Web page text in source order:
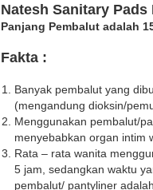
Natesh Sanitary
Panjang Pembalut adalah
Fakta :
Banyak pembalut yang
(mengandung dioksin/
Menggunakan pembalut/
menyebabkan organ intim
Rata – rata wanita
5 jam, sedangkan waktu
pembalut/ pantyliner